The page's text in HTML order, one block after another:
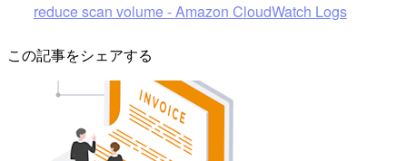
reduce scan volume - Amazon CloudWatch Logs
この記事をシェアする